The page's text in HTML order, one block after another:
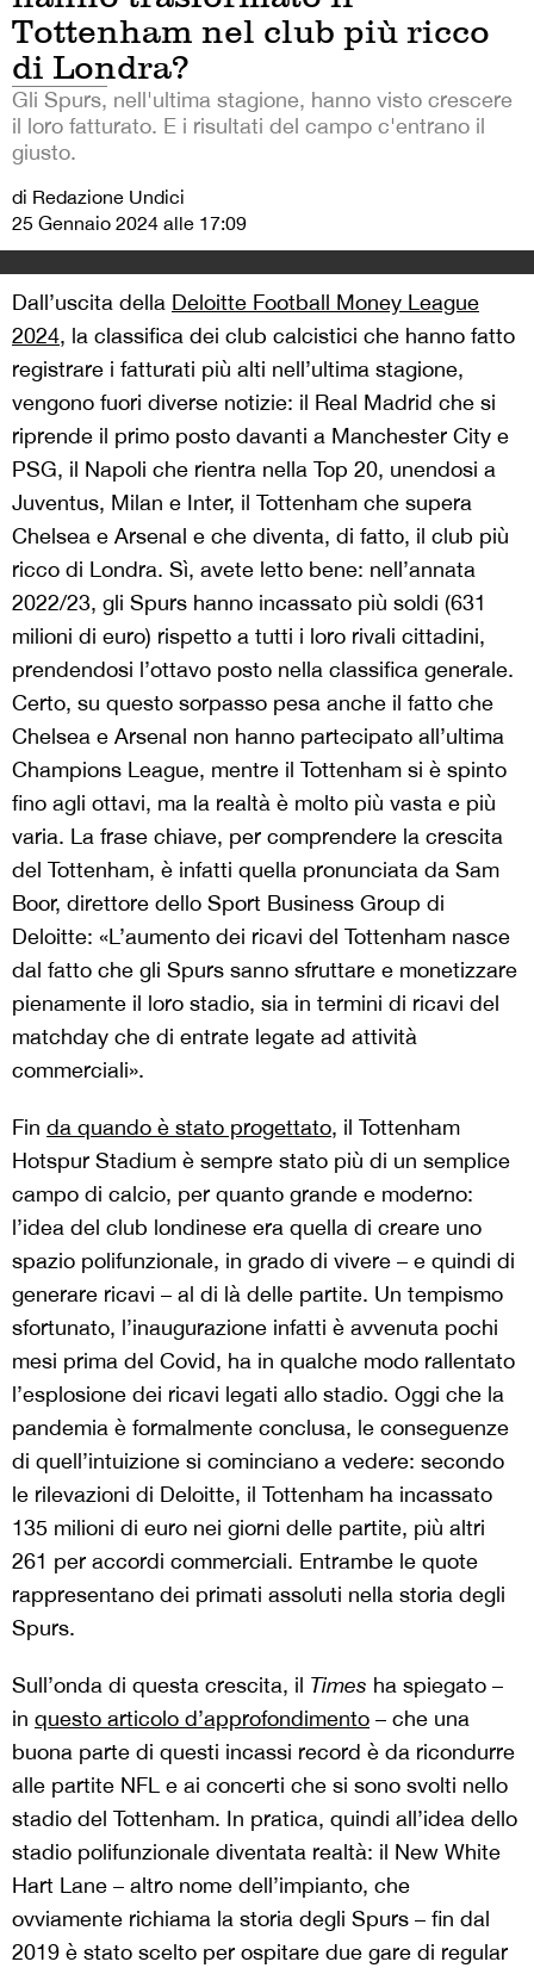
Tottenham nel club più ricco
di Londra?
Gli Spurs, nell'ultima stagione, hanno visto crescere
il loro fatturato. E i risultati del campo c'entrano il
giusto.
di Redazione Undici
25 Gennaio 2024 alle 17:09
Dall’uscita della Deloitte Football Money League
2024, la classifica dei club calcistici che hanno fatto
registrare i fatturati più alti nell’ultima stagione,
vengono fuori diverse notizie: il Real Madrid che si
riprende il primo posto davanti a Manchester City e
PSG, il Napoli che rientra nella Top 20, unendosi a
Juventus, Milan e Inter, il Tottenham che supera
Chelsea e Arsenal e che diventa, di fatto, il club più
ricco di Londra. Sì, avete letto bene: nell’annata
2022/23, gli Spurs hanno incassato più soldi (631
milioni di euro) rispetto a tutti i loro rivali cittadini,
prendendosi l’ottavo posto nella classifica generale.
Certo, su questo sorpasso pesa anche il fatto che
Chelsea e Arsenal non hanno partecipato all’ultima
Champions League, mentre il Tottenham si è spinto
fino agli ottavi, ma la realtà è molto più vasta e più
varia. La frase chiave, per comprendere la crescita
del Tottenham, è infatti quella pronunciata da Sam
Boor, direttore dello Sport Business Group di
Deloitte: «L’aumento dei ricavi del Tottenham nasce
dal fatto che gli Spurs sanno sfruttare e monetizzare
pienamente il loro stadio, sia in termini di ricavi del
matchday che di entrate legate ad attività
commerciali».
Fin da quando è stato progettato, il Tottenham
Hotspur Stadium è sempre stato più di un semplice
campo di calcio, per quanto grande e moderno:
l’idea del club londinese era quella di creare uno
spazio polifunzionale, in grado di vivere – e quindi di
generare ricavi – al di là delle partite. Un tempismo
sfortunato, l’inaugurazione infatti è avvenuta pochi
mesi prima del Covid, ha in qualche modo rallentato
l’esplosione dei ricavi legati allo stadio. Oggi che la
pandemia è formalmente conclusa, le conseguenze
di quell’intuizione si cominciano a vedere: secondo
le rilevazioni di Deloitte, il Tottenham ha incassato
135 milioni di euro nei giorni delle partite, più altri
261 per accordi commerciali. Entrambe le quote
rappresentano dei primati assoluti nella storia degli
Spurs.
Sull’onda di questa crescita, il Times ha spiegato –
in questo articolo d’approfondimento – che una
buona parte di questi incassi record è da ricondurre
alle partite NFL e ai concerti che si sono svolti nello
stadio del Tottenham. In pratica, quindi all’idea dello
stadio polifunzionale diventata realtà: il New White
Hart Lane – altro nome dell’impianto, che
ovviamente richiama la storia degli Spurs – fin dal
2019 è stato scelto per ospitare due gare di regular